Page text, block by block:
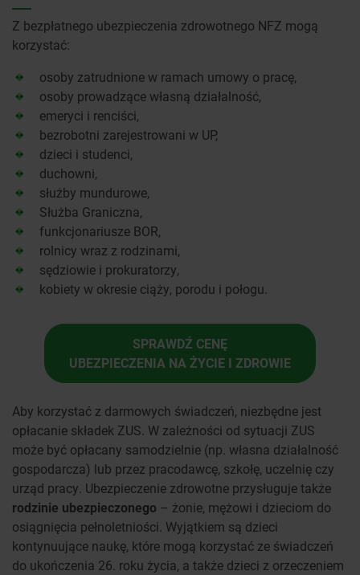
Z bezpłatnego ubezpieczenia zdrowotnego NFZ mogą
korzystać:
osoby zatrudnione w ramach umowy o pracę,
osoby prowadzące własną działalność,
emeryci i renciści,
bezrobotni zarejestrowani w UP,
dzieci i studenci,
duchowni,
służby mundurowe,
Służba Graniczna,
funkcjonariusze BOR,
rolnicy wraz z rodzinami,
sędziowie i prokuratorzy,
kobiety w okresie ciąży, porodu i połogu.
SPRAWDŹ CENĘ
UBEZPIECZENIA NA ŻYCIE I ZDROWIE
Aby korzystać z darmowych świadczeń, niezbędne jest
opłacanie składek ZUS. W zależności od sytuacji ZUS
może być opłacany samodzielnie (np. własna działalność
gospodarcza) lub przez pracodawcę, szkołę, uczelnię czy
urząd pracy. Ubezpieczenie zdrowotne przysługuje także
rodzinie ubezpieczonego – żonie, mężowi i dzieciom do
osiągnięcia pełnoletniości. Wyjątkiem są dzieci
kontynuujące naukę, które mogą korzystać ze świadczeń
do ukończenia 26. roku życia, a także dzieci z orzeczeniem